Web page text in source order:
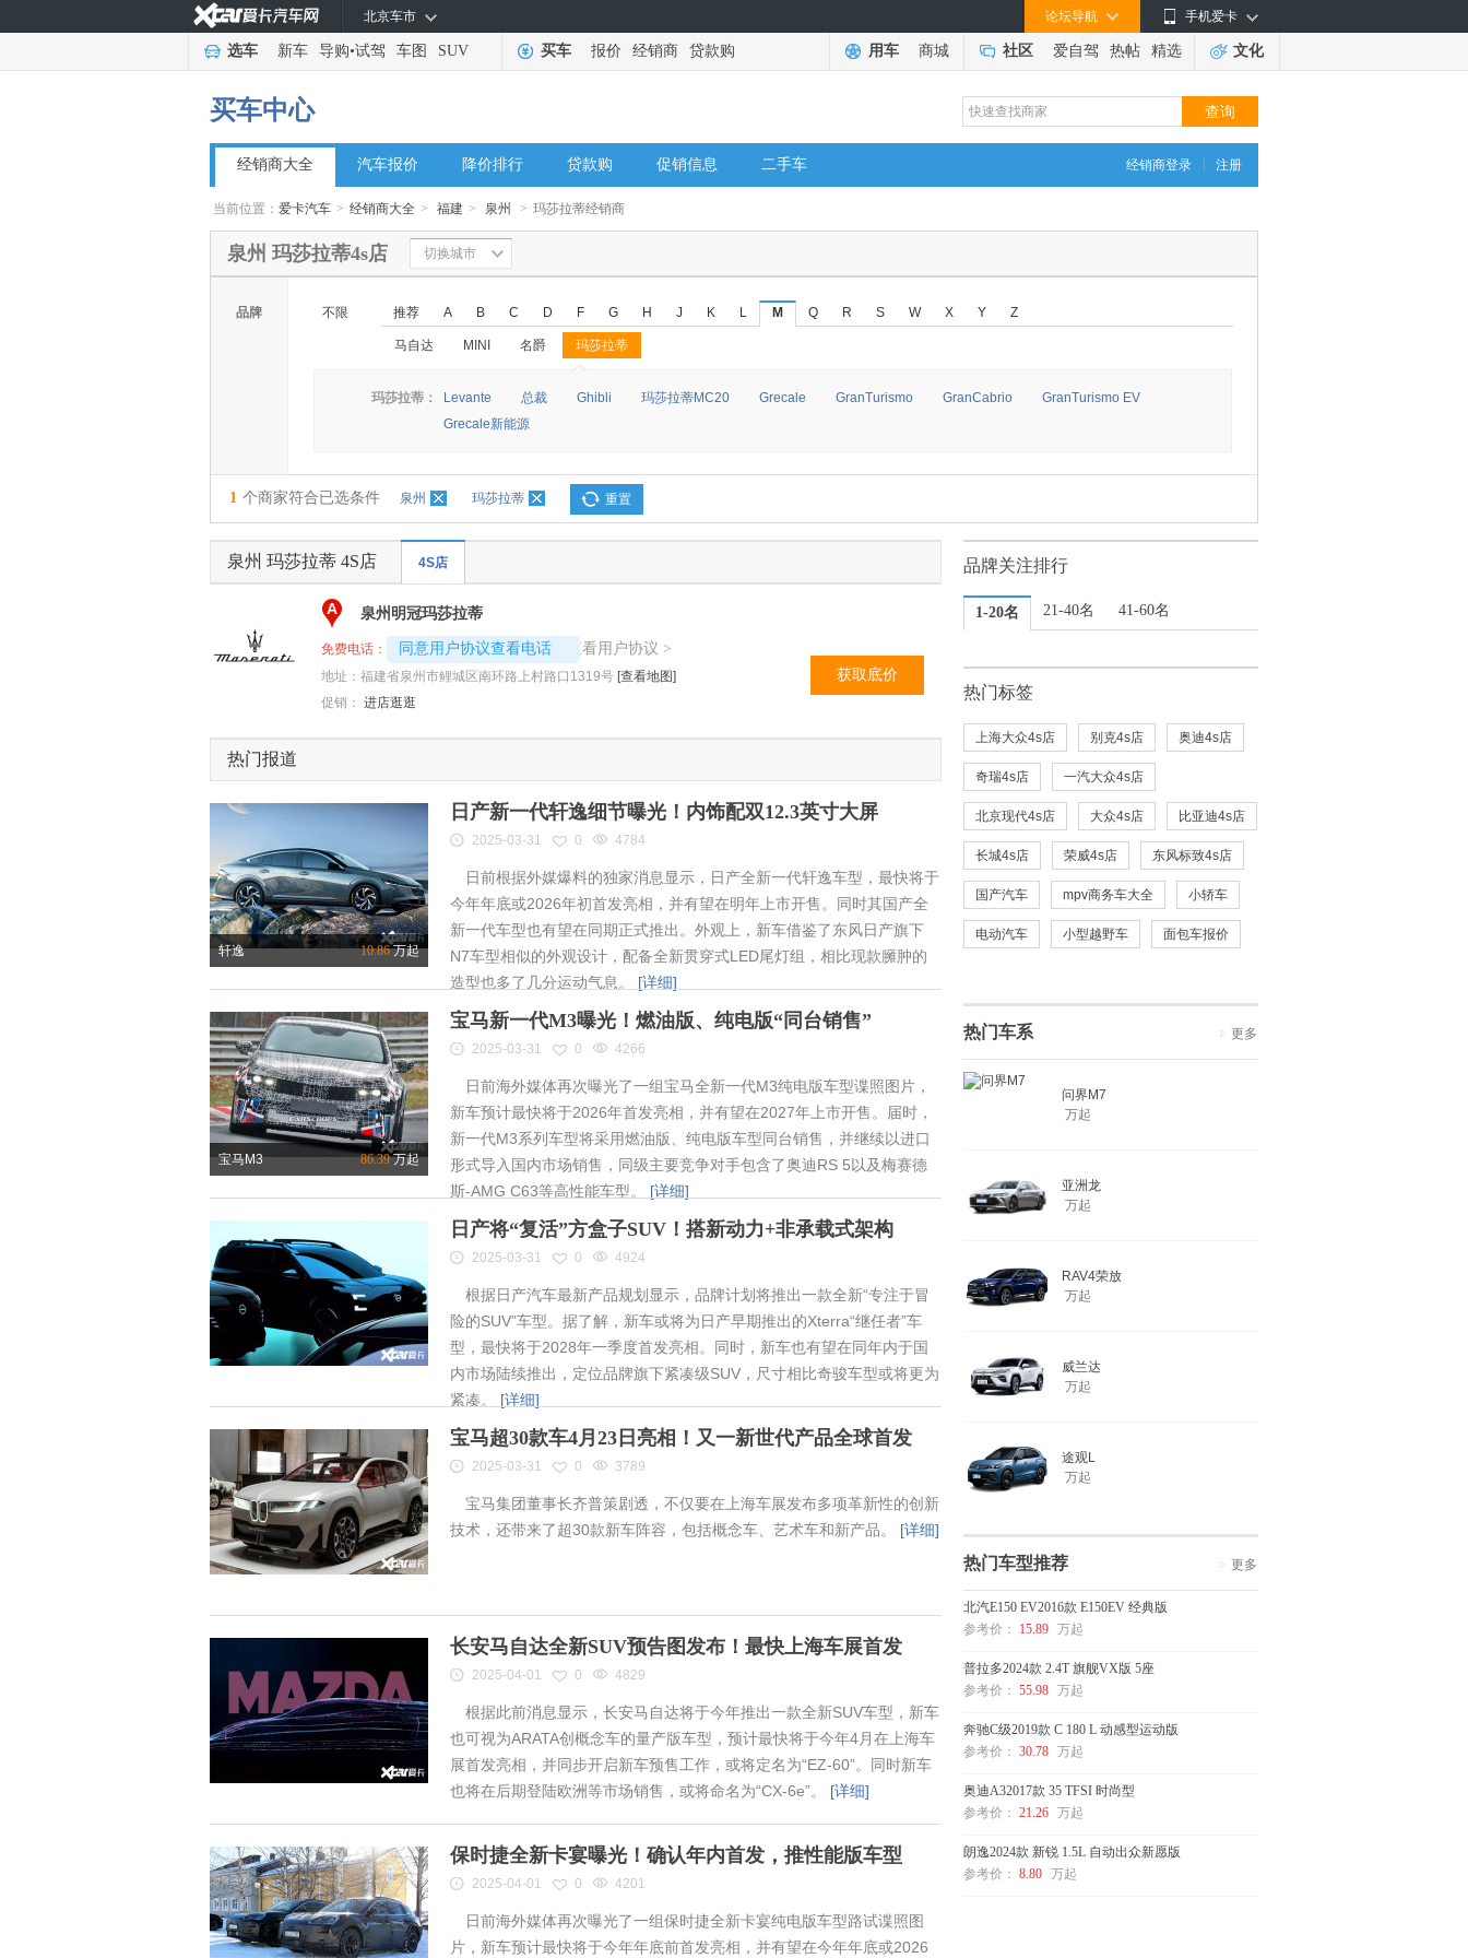
手机爱卡
论坛导航
北京车市
选车 新车 导购•试驾 车图 SUV 买车 报价 经销商 贷款购 用车 商城 社区 爱自驾 热帖 精选 文化
买车中心
经销商登录 注册
经销商大全 汽车报价 降价排行 贷款购 促销信息 二手车
当前位置： 爱卡汽车 > 经销商大全 > 福建 > 泉州 > 玛莎拉蒂经销商
泉州 玛莎拉蒂4s店 切换城市
品牌 不限 推荐 A B C D F G H J K L M Q R S W X Y Z
马自达 MINI 名爵 玛莎拉蒂
◆
◆
玛莎拉蒂： Levante 总裁 Ghibli 玛莎拉蒂MC20 Grecale GranTurismo GranCabrio
GranTurismo EV
Grecale新能源
1 个商家符合已选条件 泉州 玛莎拉蒂 重置
泉州 玛莎拉蒂 4S店 4S店
A 泉州明冠玛莎拉蒂
免费电话： 同意用户协议查看电话
4008192707-7129 查看用户协议 >
地址： 福建省泉州市鲤城区南环路上村路口1319号 [查看地图]
促销： 进店逛逛
获取底价
热门报道
轩逸 10.86万起
日产新一代轩逸细节曝光！内饰配双12.3英寸大屏
2025-03-31 0 4784
日前根据外媒爆料的独家消息显示，日产全新一代轩逸车型，最快将于
今年年底或2026年初首发亮相，并有望在明年上市开售。同时其国产全
新一代车型也有望在同期正式推出。外观上，新车借鉴了东风日产旗下
N7车型相似的外观设计，配备全新贯穿式LED尾灯组，相比现款臃肿的
造型也多了几分运动气息。 [详细]
宝马M3 86.39万起
宝马新一代M3曝光！燃油版、纯电版“同台销售”
2025-03-31 0 4266
日前海外媒体再次曝光了一组宝马全新一代M3纯电版车型谍照图片，
新车预计最快将于2026年首发亮相，并有望在2027年上市开售。届时，
新一代M3系列车型将采用燃油版、纯电版车型同台销售，并继续以进口
形式导入国内市场销售，同级主要竞争对手包含了奥迪RS 5以及梅赛德
斯-AMG C63等高性能车型。 [详细]
日产将“复活”方盒子SUV！搭新动力+非承载式架构
2025-03-31 0 4924
根据日产汽车最新产品规划显示，品牌计划将推出一款全新“专注于冒
险的SUV”车型。据了解，新车或将为日产早期推出的Xterra“继任者”车
型，最快将于2028年一季度首发亮相。同时，新车也有望在同年内于国
内市场陆续推出，定位品牌旗下紧凑级SUV，尺寸相比奇骏车型或将更为
紧凑。 [详细]
宝马超30款车4月23日亮相！又一新世代产品全球首发
2025-03-31 0 3789
宝马集团董事长齐普策剧透，不仅要在上海车展发布多项革新性的创新
技术，还带来了超30款新车阵容，包括概念车、艺术车和新产品。 [详细]
长安马自达全新SUV预告图发布！最快上海车展首发
2025-04-01 0 4829
根据此前消息显示，长安马自达将于今年推出一款全新SUV车型，新车
也可视为ARATA创概念车的量产版车型，预计最快将于今年4月在上海车
展首发亮相，并同步开启新车预售工作，或将定名为“EZ-60”。同时新车
也将在后期登陆欧洲等市场销售，或将命名为“CX-6e”。 [详细]
保时捷全新卡宴曝光！确认年内首发，推性能版车型
2025-04-01 0 4201
日前海外媒体再次曝光了一组保时捷全新卡宴纯电版车型路试谍照图
片，新车预计最快将于今年年底前首发亮相，并有望在今年年底或2026
品牌关注排行
1-20名 21-40名 41-60名
热门标签
上海大众4s店 别克4s店 奥迪4s店
奇瑞4s店 一汽大众4s店
北京现代4s店 大众4s店 比亚迪4s店
长城4s店 荣威4s店 东风标致4s店
国产汽车 mpv商务车大全 小轿车
电动汽车 小型越野车 面包车报价
热门车系 更多
问界M7
万起
亚洲龙
万起
RAV4荣放
万起
威兰达
万起
途观L
万起
热门车型推荐 更多
北汽E150 EV2016款 E150EV 经典版
参考价：
15.89 万起
普拉多2024款 2.4T 旗舰VX版 5座
参考价： 55.98 万起
奔驰C级2019款 C 180 L 动感型运动版
参考价： 30.78 万起
奥迪A32017款 35 TFSI 时尚型
参考价： 21.26 万起
朗逸2024款 新锐 1.5L 自动出众新愿版
参考价： 8.80 万起